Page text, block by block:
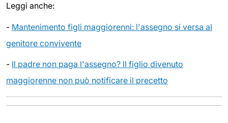
Leggi anche:
- Mantenimento figli maggiorenni: l'assegno si versa al
genitore convivente
- Il padre non paga l'assegno? Il figlio divenuto
maggiorenne non può notificare il precetto